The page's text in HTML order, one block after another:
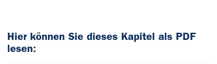
Hier können Sie dieses Kapitel als PDF
lesen: